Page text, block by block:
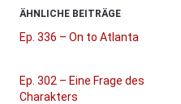
ÄHNLICHE BEITRÄGE
Ep. 336 – On to Atlanta
Ep. 302 – Eine Frage des
Charakters